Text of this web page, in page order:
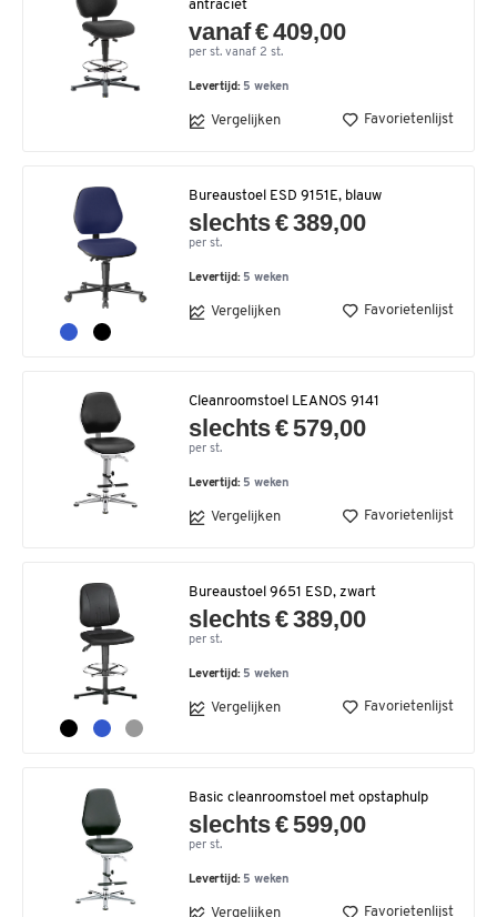
antraciet
vanaf € 409,00
per st. vanaf 2 st.
Levertijd: 5 weken
Vergelijken Favorietenlijst
Bureaustoel ESD 9151E, blauw
slechts € 389,00
per st.
Levertijd: 5 weken
Vergelijken Favorietenlijst
Cleanroomstoel LEANOS 9141
slechts € 579,00
per st.
Levertijd: 5 weken
Vergelijken Favorietenlijst
Bureaustoel 9651 ESD, zwart
slechts € 389,00
per st.
Levertijd: 5 weken
Vergelijken Favorietenlijst
Basic cleanroomstoel met opstaphulp
slechts € 599,00
per st.
Levertijd: 5 weken
Vergelijken Favorietenlijst